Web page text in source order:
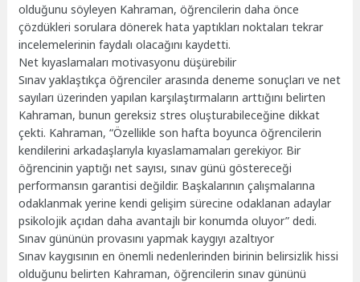
olduğunu söyleyen Kahraman, öğrencilerin daha önce
çözdükleri sorulara dönerek hata yaptıkları noktaları tekrar
incelemelerinin faydalı olacağını kaydetti.
Net kıyaslamaları motivasyonu düşürebilir
Sınav yaklaştıkça öğrenciler arasında deneme sonuçları ve net
sayıları üzerinden yapılan karşılaştırmaların arttığını belirten
Kahraman, bunun gereksiz stres oluşturabileceğine dikkat
çekti. Kahraman, “Özellikle son hafta boyunca öğrencilerin
kendilerini arkadaşlarıyla kıyaslamamaları gerekiyor. Bir
öğrencinin yaptığı net sayısı, sınav günü göstereceği
performansın garantisi değildir. Başkalarının çalışmalarına
odaklanmak yerine kendi gelişim sürecine odaklanan adaylar
psikolojik açıdan daha avantajlı bir konumda oluyor” dedi.
Sınav gününün provasını yapmak kaygıyı azaltıyor
Sınav kaygısının en önemli nedenlerinden birinin belirsizlik hissi
olduğunu belirten Kahraman, öğrencilerin sınav gününü